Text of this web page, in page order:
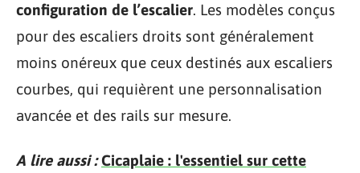
configuration de l’escalier. Les modèles conçus
pour des escaliers droits sont généralement
moins onéreux que ceux destinés aux escaliers
courbes, qui requièrent une personnalisation
avancée et des rails sur mesure.
A lire aussi : Cicaplaie : l'essentiel sur cette